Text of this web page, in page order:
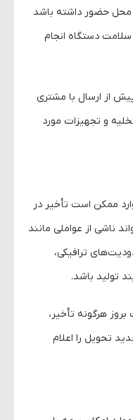
محل حضور داشته باشد
دستگاه انجام
از ارسال با مشتری
و تجهیزات مورد
ممکن است تأخیر در
ناشی از عواملی مانند
ترافیکی،
تولید باشد.
هرگونه تأخیر،
تحویل را اعلام